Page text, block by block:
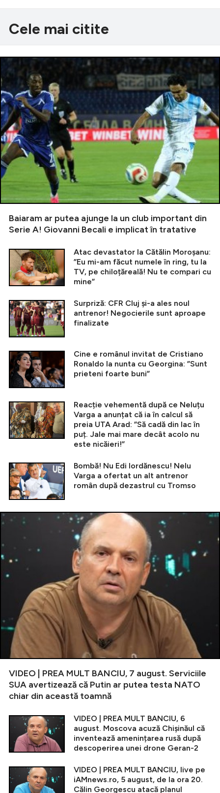
Cele mai citite
Baiaram ar putea ajunge la un club important din
Serie A! Giovanni Becali e implicat în tratative
Atac devastator la Cătălin Moroșanu:
”Eu mi-am făcut numele în ring, tu la
TV, pe chiloțăreală! Nu te compari cu
mine”
Surpriză: CFR Cluj și-a ales noul
antrenor! Negocierile sunt aproape
finalizate
Cine e românul invitat de Cristiano
Ronaldo la nunta cu Georgina: ”Sunt
prieteni foarte buni”
Reacție vehementă după ce Neluțu
Varga a anunțat că ia în calcul să
preia UTA Arad: ”Să cadă din lac în
puț. Jale mai mare decât acolo nu
este nicăieri!”
Bombă! Nu Edi Iordănescu! Nelu
Varga a ofertat un alt antrenor
român după dezastrul cu Tromso
VIDEO | PREA MULT BANCIU, 7 august. Serviciile
SUA avertizează că Putin ar putea testa NATO
chiar din această toamnă
VIDEO | PREA MULT BANCIU, 6
august. Moscova acuză Chișinăul că
inventează amenințarea rusă după
descoperirea unei drone Geran-2
VIDEO | PREA MULT BANCIU, live pe
iAMnews.ro, 5 august, de la ora 20.
Călin Georgescu atacă planul